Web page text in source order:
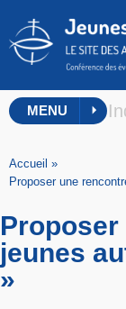
MENU
Accueil »
Proposer une
jeunes
»